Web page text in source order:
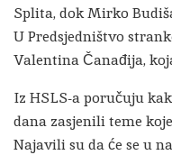
Splita, dok Mirko
U Predsjedništvo
Valentina Čanađija,
Iz HSLS-a poručuju
dana zasjenili teme
Najavili su da će se u